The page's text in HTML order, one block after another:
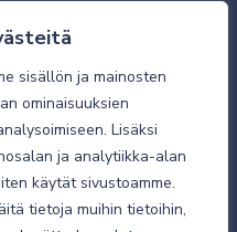
sisällön ja mainosten
ominaisuuksien
Lisäksi
ja analytiikka-alan
käytät sivustoamme.
tietoja muihin tietoihin,